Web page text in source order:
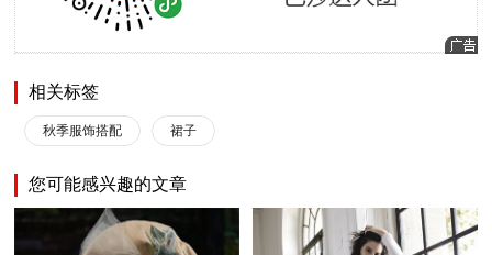
相关标签
秋季服饰搭配 裙子
您可能感兴趣的文章